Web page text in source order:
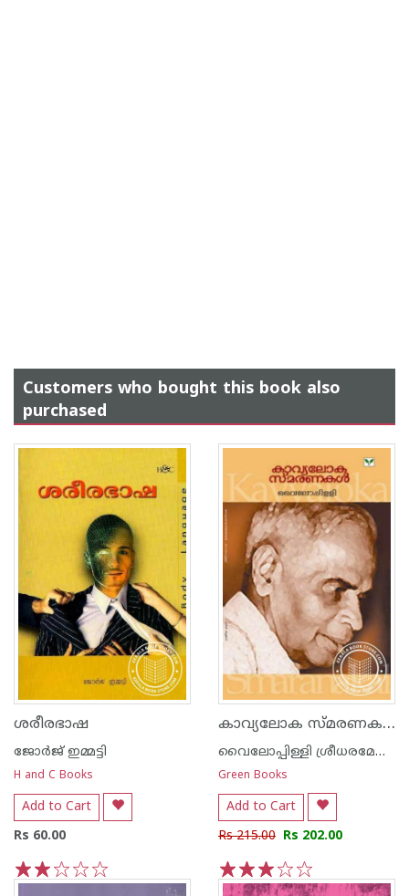
Customers who bought this book also
purchased
ശരീരഭാഷ
ജോര്‍ജ് ഇമ്മട്ടി
H and C Books
Add to Cart
Rs 60.00
5
4
3
2
1
കാവ്യലോക സ്മരണകള്‍
വൈലോപ്പിള്ളി ശ്രീധരമേനോ‌ന്‍
Green Books
Add to Cart
Rs 215.00 Rs 202.00
5
4
3
2
1